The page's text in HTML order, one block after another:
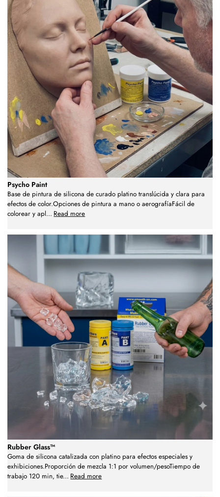
Psycho Paint
Base de pintura de silicona de curado platino translúcida y clara para
efectos de color.Opciones de pintura a mano o aerografíaFácil de
colorear y apl... Read more
Rubber Glass™
Goma de silicona catalizada con platino para efectos especiales y
exhibiciones.Proporción de mezcla 1:1 por volumen/pesoTiempo de
trabajo 120 min, tie... Read more